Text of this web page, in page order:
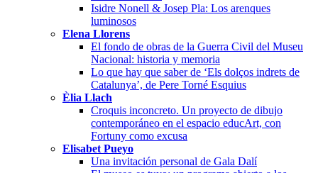
Isidre Nonell & Josep Pla: Los arenques
luminosos
Elena Llorens
El fondo de obras de la Guerra Civil del Museu
Nacional: historia y memoria
Lo que hay que saber de ‘Els dolços indrets de
Catalunya’, de Pere Torné Esquius
Èlia Llach
Croquis inconcreto. Un proyecto de dibujo
contemporáneo en el espacio educArt, con
Fortuny como excusa
Elisabet Pueyo
Una invitación personal de Gala Dalí